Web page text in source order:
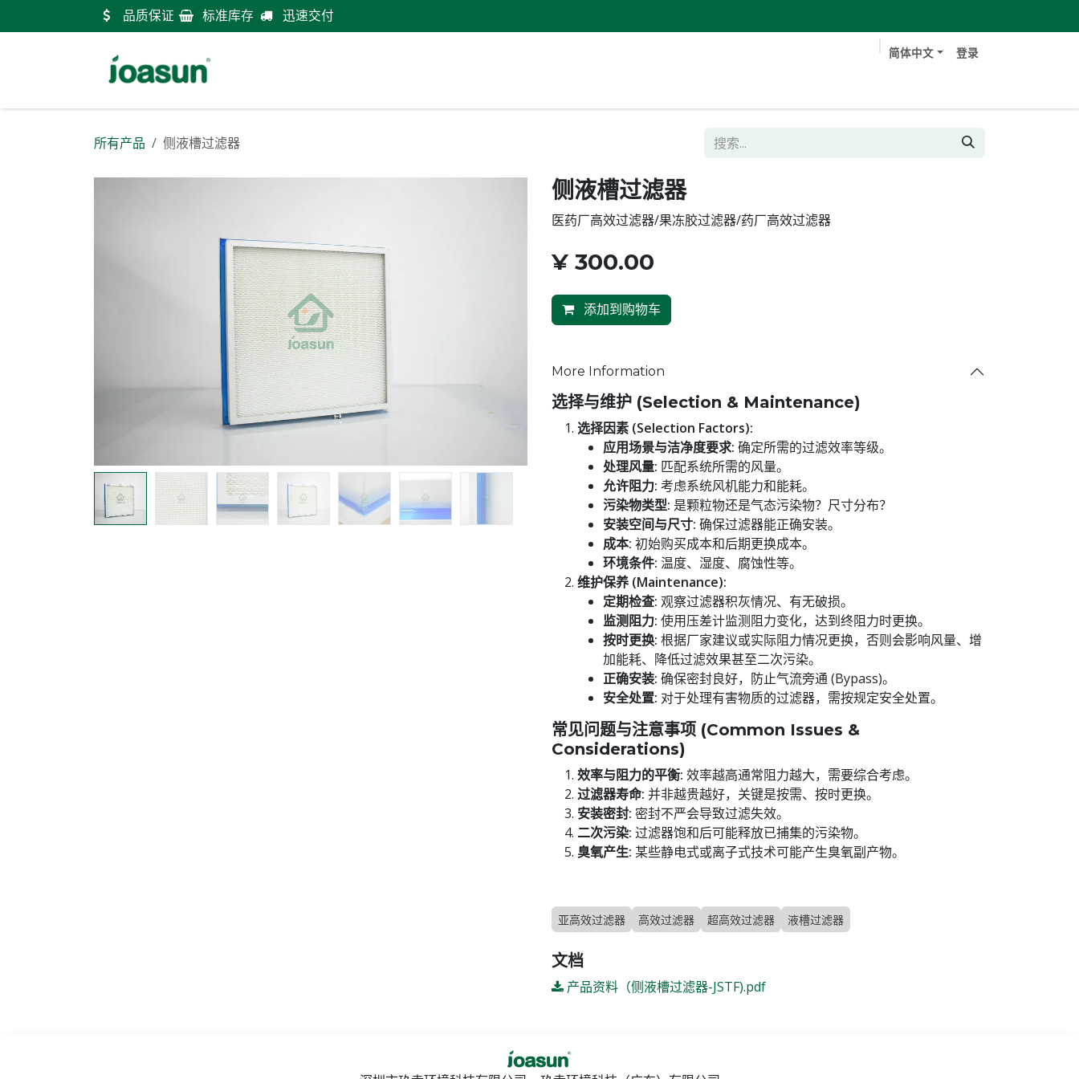
品质保证 标准库存 迅速交付
简体中文 登录
所有产品 侧液槽过滤器
侧液槽过滤器
医药厂高效过滤器/果冻胶过滤器/药厂高效过滤器
¥ 300.00
添加到购物车
More Information
选择与维护 (Selection & Maintenance)
选择因素 (Selection Factors):
应用场景与洁净度要求: 确定所需的过滤效率等级。
处理风量: 匹配系统所需的风量。
允许阻力: 考虑系统风机能力和能耗。
污染物类型: 是颗粒物还是气态污染物？尺寸分布？
安装空间与尺寸: 确保过滤器能正确安装。
成本: 初始购买成本和后期更换成本。
环境条件: 温度、湿度、腐蚀性等。
维护保养 (Maintenance):
定期检查: 观察过滤器积灰情况、有无破损。
监测阻力: 使用压差计监测阻力变化，达到终阻力时更换。
按时更换: 根据厂家建议或实际阻力情况更换，否则会影响风量、增
加能耗、降低过滤效果甚至二次污染。
正确安装: 确保密封良好，防止气流旁通 (Bypass)。
安全处置: 对于处理有害物质的过滤器，需按规定安全处置。
常见问题与注意事项 (Common Issues &
Considerations)
效率与阻力的平衡: 效率越高通常阻力越大，需要综合考虑。
过滤器寿命: 并非越贵越好，关键是按需、按时更换。
安装密封: 密封不严会导致过滤失效。
二次污染: 过滤器饱和后可能释放已捕集的污染物。
臭氧产生: 某些静电式或离子式技术可能产生臭氧副产物。
亚高效过滤器 高效过滤器 超高效过滤器 液槽过滤器
文档
产品资料（侧液槽过滤器-JSTF).pdf